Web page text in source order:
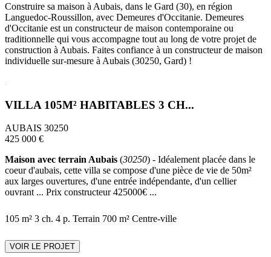
Construire sa maison à Aubais, dans le Gard (30), en région
Languedoc-Roussillon, avec Demeures d'Occitanie. Demeures
d'Occitanie est un constructeur de maison contemporaine ou
traditionnelle qui vous accompagne tout au long de votre projet de
construction à Aubais. Faites confiance à un constructeur de maison
individuelle sur-mesure à Aubais (30250, Gard) !
VILLA 105M² HABITABLES 3 CH...
AUBAIS 30250
425 000 €
Maison avec terrain Aubais (30250) - Idéalement placée dans le
coeur d'aubais, cette villa se compose d'une pièce de vie de 50m²
aux larges ouvertures, d'une entrée indépendante, d'un cellier
ouvrant ... Prix constructeur 425000€ ...
105 m² 3 ch. 4 p. Terrain 700 m² Centre-ville
VOIR LE PROJET